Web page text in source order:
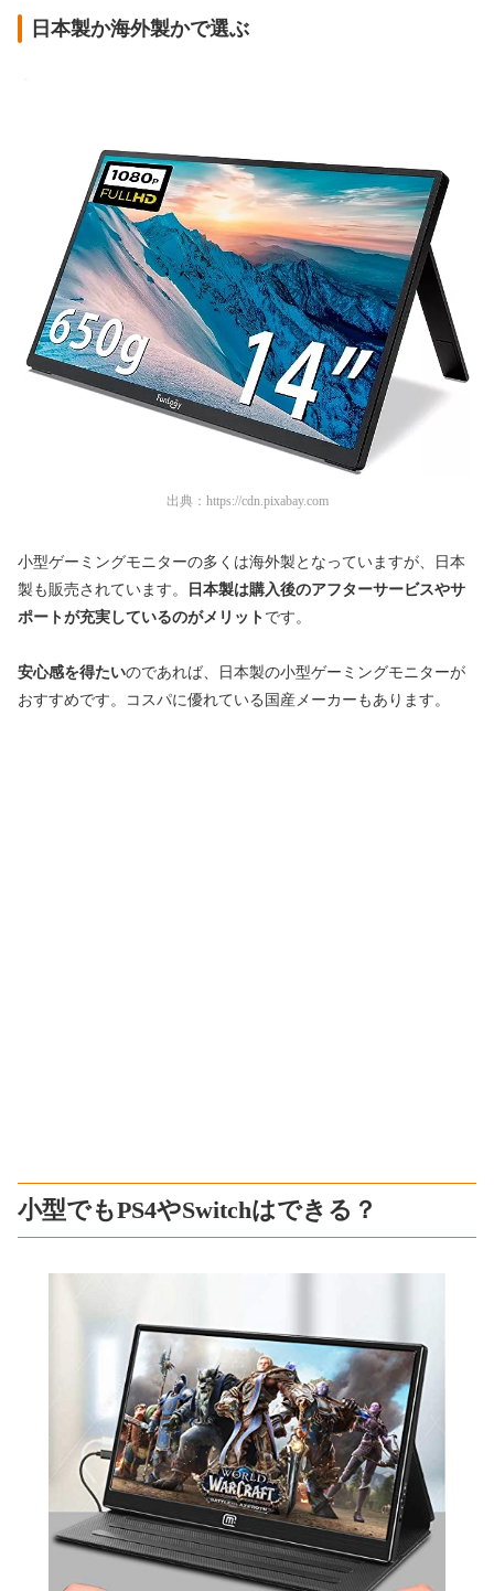
日本製か海外製かで選ぶ
出典： https://cdn.pixabay.com
小型ゲーミングモニターの多くは海外製となっていますが、日本
製も販売されています。
日本製は購入後のアフターサービスやサ
ポートが充実しているのがメリット です。
安心感を得たいのであれば、日本製の小型ゲーミングモニターが
おすすめです。コスパに優れている国産メーカーもあります。
小型でもPS4やSwitchはできる？